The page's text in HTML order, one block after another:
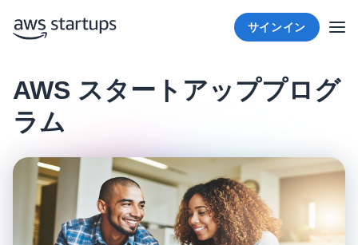
サインイン
AWS スタートアッププログ
ラム